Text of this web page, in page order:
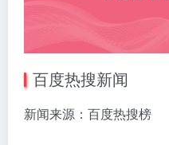
百度热搜新闻
新闻来源：百度热搜榜